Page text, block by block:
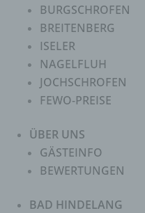
BURGSCHROFEN
BREITENBERG
ISELER
NAGELFLUH
JOCHSCHROFEN
FEWO-PREISE
ÜBER UNS
GÄSTEINFO
BEWERTUNGEN
BAD HINDELANG